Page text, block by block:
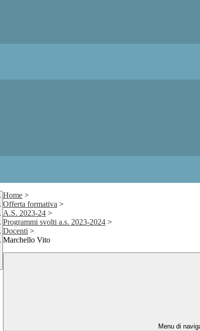
Home >
Offerta formativa >
A.S. 2023-24 >
Programmi svolti a.s. 2023-2024 >
Docenti >
Marchello Vito
Menu di